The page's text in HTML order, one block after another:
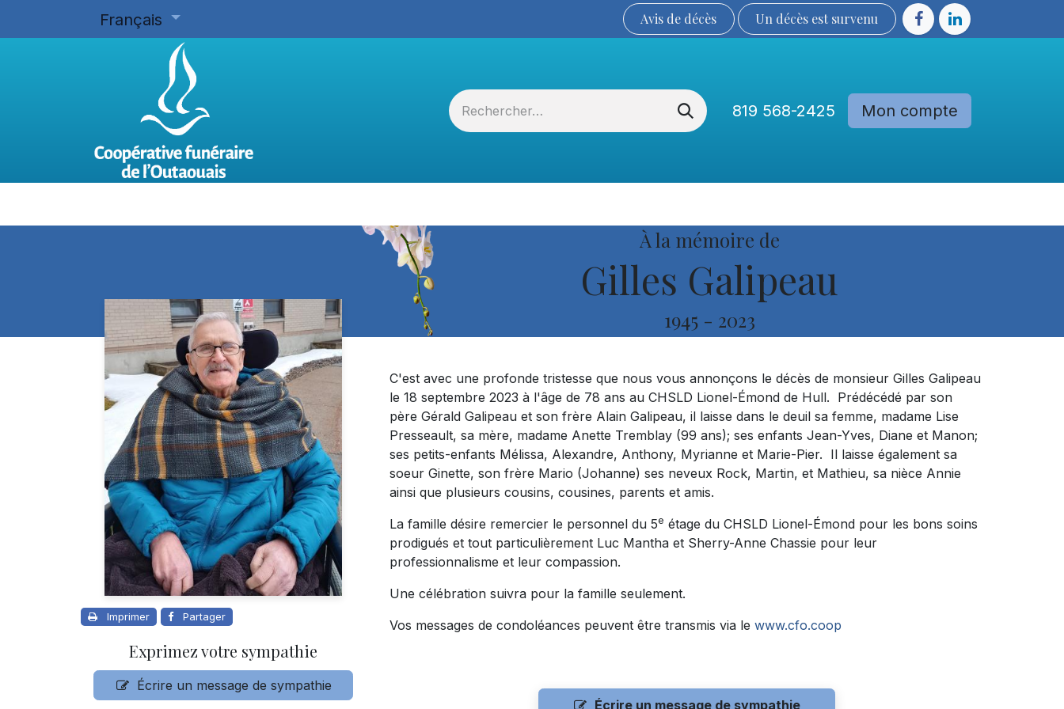
Français Avis de décès Un décès est sur​​​​​​​​ve​nu​​​​​​​​​​
819 568-2425 Mon compte
À la mémoire de
Gilles Galipeau
1945 - 2023
Imprimer Partager
Exprimez votre sympathie
Écrire un message de sympathie
C'est avec une profonde tristesse que nous vous annonçons le décès de monsieur Gilles Galipeau
le 18 septembre 2023 à l'âge de 78 ans au CHSLD Lionel-Émond de Hull. Prédécédé par son
père Gérald Galipeau et son frère Alain Galipeau, il laisse dans le deuil sa femme, madame Lise
Presseault, sa mère, madame Anette Tremblay (99 ans); ses enfants Jean-Yves, Diane et Manon;
ses petits-enfants Mélissa, Alexandre, Anthony, Myrianne et Marie-Pier. Il laisse également sa
soeur Ginette, son frère Mario (Johanne) ses neveux Rock, Martin, et Mathieu, sa nièce Annie
ainsi que plusieurs cousins, cousines, parents et amis.
La famille désire remercier le personnel du 5e étage du CHSLD Lionel-Émond pour les bons soins
prodigués et tout particulièrement Luc Mantha et Sherry-Anne Chassie pour leur
professionnalisme et leur compassion.
Une célébration suivra pour la famille seulement.
Vos messages de condoléances peuvent être transmis via le www.cfo.coop
Écrire un message de sympathie